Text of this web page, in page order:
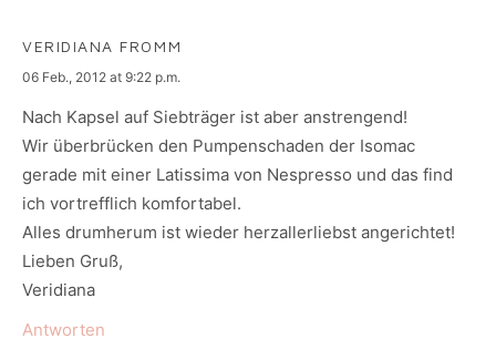
VERIDIANA FROMM
says:
06 Feb., 2012 at 9:22 p.m.
Nach Kapsel auf Siebträger ist aber anstrengend!
Wir überbrücken den Pumpenschaden der Isomac
gerade mit einer Latissima von Nespresso und das find
ich vortrefflich komfortabel.
Alles drumherum ist wieder herzallerliebst angerichtet!
Lieben Gruß,
Veridiana
Antworten